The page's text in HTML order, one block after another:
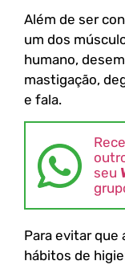
Além de ser
um dos
humano,
mastigação,
e fala.
seu
Para evitar que
hábitos de